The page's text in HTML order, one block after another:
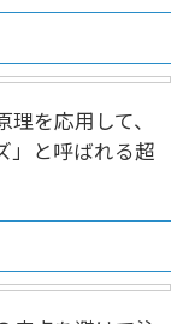
を応用して、
」と呼ばれる超